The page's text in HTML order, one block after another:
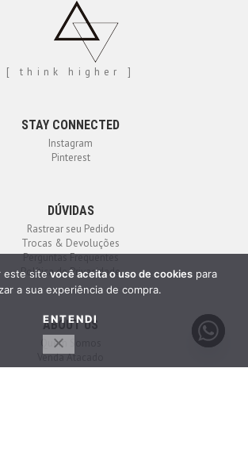
[ think higher ]
STAY CONNECTED
Instagram
Pinterest
DÚVIDAS
Rastrear seu Pedido
Trocas & Devoluções
Perguntas Frequentes
Política de Privacidade
ABOUT US
Quem Somos
Venda Atacado
Contato
este site você aceita o uso de cookiespara
a sua experiência de compra.
ENTENDI